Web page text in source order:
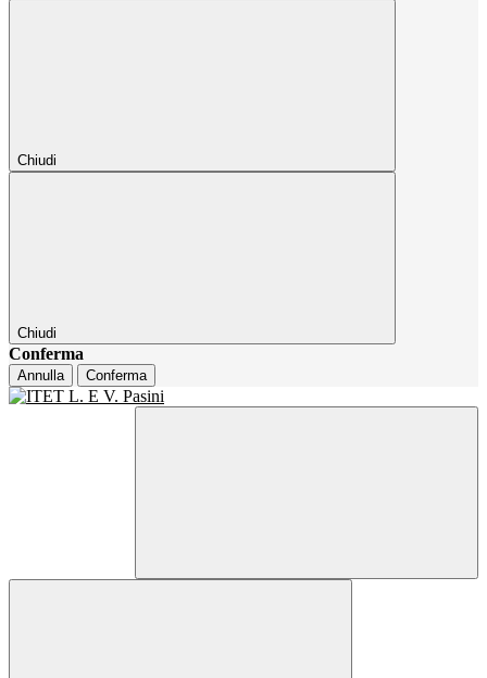
Chiudi
Chiudi
Conferma
Annulla Conferma